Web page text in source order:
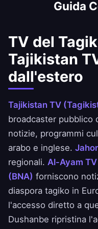
Bank e BBK.Guida
TV del
Tajikistan
dall'estero
Tajikistan TV
broadcaster pubblico
notizie, programmi
arabo e inglese.
regionali. Al-Ayam TV
(BNA) forniscono
diaspora tagiko in
l'accesso diretto a
Dushanbe ripristina